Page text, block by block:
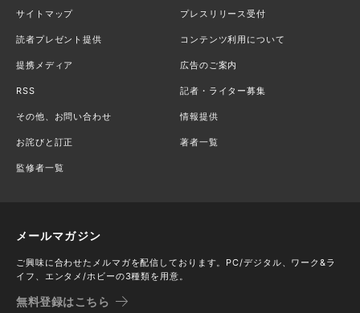
サイトマップ プレスリリース受付
読者プレゼント提供 コンテンツ利用について
提携メディア 広告のご案内
RSS 記者・ライター募集
その他、お問い合わせ 情報提供
お詫びと訂正 著者一覧
監修者一覧
メールマガジン
ご興味に合わせたメルマガを配信しております。PC/デジタル、ワーク&ラ
イフ、エンタメ/ホビーの3種類を用意。
無料登録はこちら